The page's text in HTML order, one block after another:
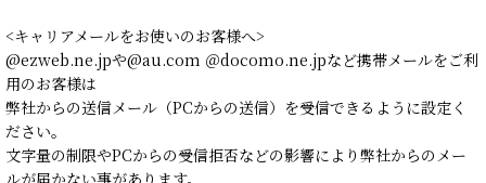
<キャリアメールをお使いのお客様へ>
@ezweb.ne.jpや@au.com ＠docomo.ne.jpなど携帯メールをご利
用のお客様は
弊社からの送信メール（PCからの送信）を受信できるように設定く
ださい。
文字量の制限やPCからの受信拒否などの影響により弊社からのメー
ルが届かない事があります。